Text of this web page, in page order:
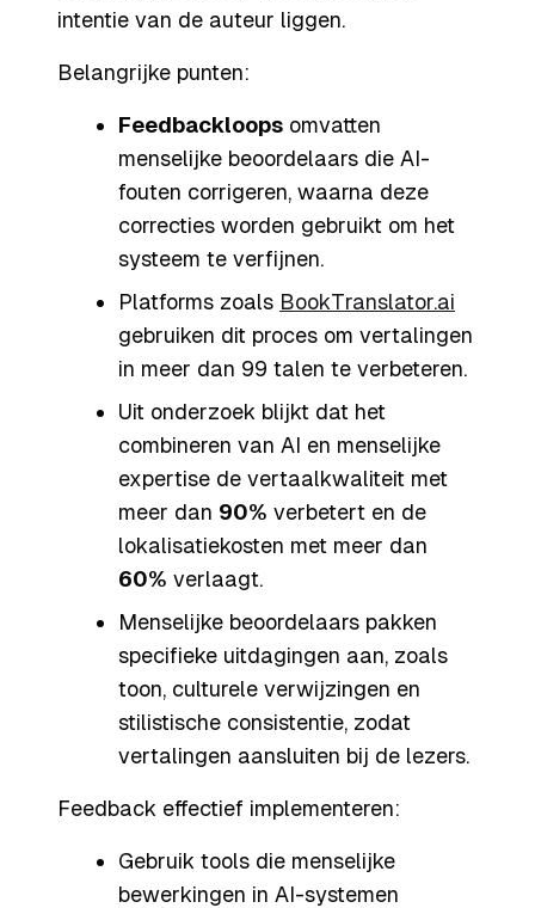
intentie van de auteur liggen.
Belangrijke punten:
Feedbackloops omvatten
menselijke beoordelaars die AI-
fouten corrigeren, waarna deze
correcties worden gebruikt om het
systeem te verfijnen.
Platforms zoals BookTranslator.ai
gebruiken dit proces om vertalingen
in meer dan 99 talen te verbeteren.
Uit onderzoek blijkt dat het
combineren van AI en menselijke
expertise de vertaalkwaliteit met
meer dan 90% verbetert en de
lokalisatiekosten met meer dan
60% verlaagt.
Menselijke beoordelaars pakken
specifieke uitdagingen aan, zoals
toon, culturele verwijzingen en
stilistische consistentie, zodat
vertalingen aansluiten bij de lezers.
Feedback effectief implementeren:
Gebruik tools die menselijke
bewerkingen in AI-systemen